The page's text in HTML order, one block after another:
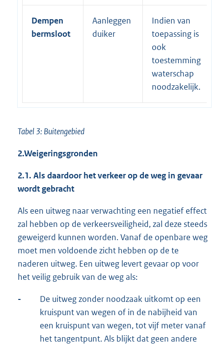
Dempen
bermsloot
Aanleggen
duiker
Indien van
toepassing is
ook
toestemming
waterschap
noodzakelijk.
Tabel 3: Buitengebied
2.Weigeringsgronden
2.1. Als daardoor het verkeer op de weg in gevaar
wordt gebracht
Als een uitweg naar verwachting een negatief effect
zal hebben op de verkeersveiligheid, zal deze steeds
geweigerd kunnen worden. Vanaf de openbare weg
moet men voldoende zicht hebben op de te
naderen uitweg. Een uitweg levert gevaar op voor
het veilig gebruik van de weg als:
-
De uitweg zonder noodzaak uitkomt op een
kruispunt van wegen of in de nabijheid van
een kruispunt van wegen, tot vijf meter vanaf
het tangentpunt. Als blijkt dat geen andere